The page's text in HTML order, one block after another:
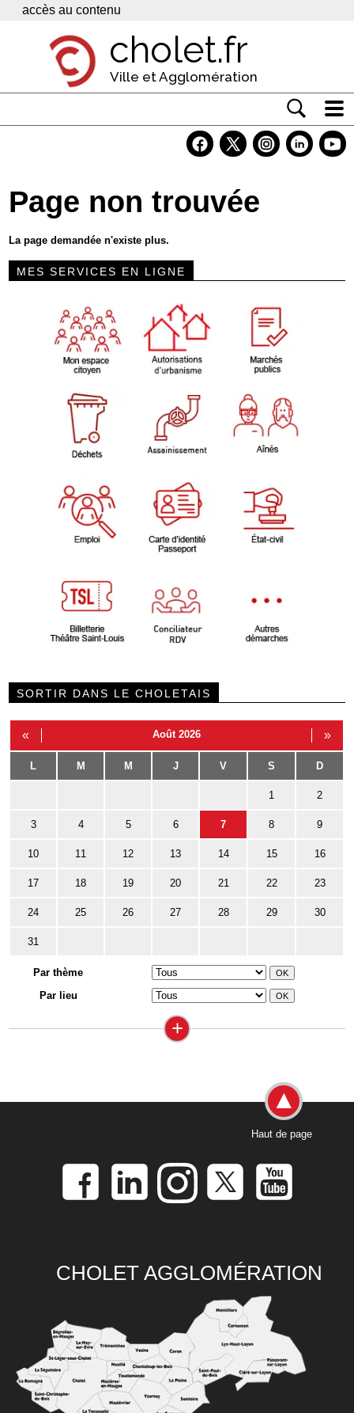
Panneau de gestion des cookies
accès au contenu
cholet.fr
Ville et Agglomération
Economie
Services
Contacts
Page non trouvée
La page demandée n'existe plus.
MES SERVICES EN LIGNE
SORTIR DANS LE CHOLETAIS
« Août 2026 »
L M M J V S D
1 2
3 4 5 6 7 8 9
10 11 12 13 14 15 16
17 18 19 20 21 22 23
24 25 26 27 28 29 30
31
Par thème
Par lieu
+
Haut de page
CHOLET AGGLOMÉRATION